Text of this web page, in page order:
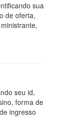
sua
de oferta,
seu id,
forma de
ingresso